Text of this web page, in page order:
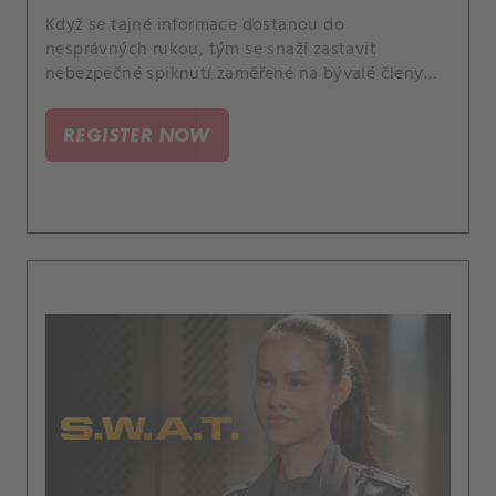
Když se tajné informace dostanou do
nesprávných rukou, tým se snaží zastavit
nebezpečné spiknutí zaměřené na bývalé členy
volbou, když náhle onemocní člen rodiny.
REGISTER NOW